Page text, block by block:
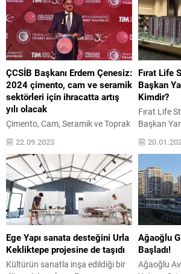
ÇCSİB Başkanı Erdem Çenesiz:
2024 çimento, cam ve seramik
sektörleri için ihracatta artış
yılı olacak
Çimento, Cam, Seramik ve Toprak
Ürünleri İhracatçıları Birliği
(ÇCSİB) tarafından düzenlenen 5.
İhracatın Şampiyonları Ödül
Töreni’nde, 2022 yılında ‘en fazla
ihracat yapan’, ‘en yüksek ihraç
birim fiyatına ulaşan’ ve ‘ihracatını
en fazla artıran’ 46 firmaya
toplam 78 ödül verildi. Törenin ilk
düzenlendiği yıl olan 2018’den
2022’ye kadar aradan geçen
beş...
22.09.2023
Fırat Life
Başkan
Kimdir?
Fırat Life
Başkan
şirketin
büyüme
yönetim
yer alıyor.
bazlı satış
edindiği
yürüttüğü
tarihinde
aslen...
Ege Yapı sanata desteğini Urla
Kekliktepe projesine de taşıdı
Kültürün sanatla inşa edildiği bir
Ağaoğlu
Başladı!
Ağaoğlu